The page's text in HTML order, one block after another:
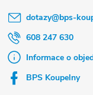
dotazy@bps-
608 247 630
Informace o
BPS Koupelny